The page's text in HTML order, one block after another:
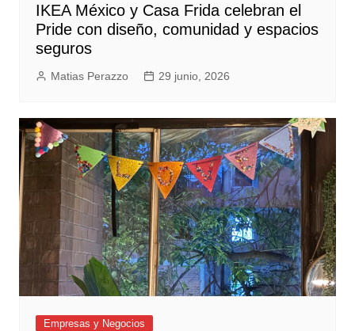
IKEA México y Casa Frida celebran el
Pride con diseño, comunidad y espacios
seguros
Matias Perazzo 29 junio, 2026
Empresas y Negocios